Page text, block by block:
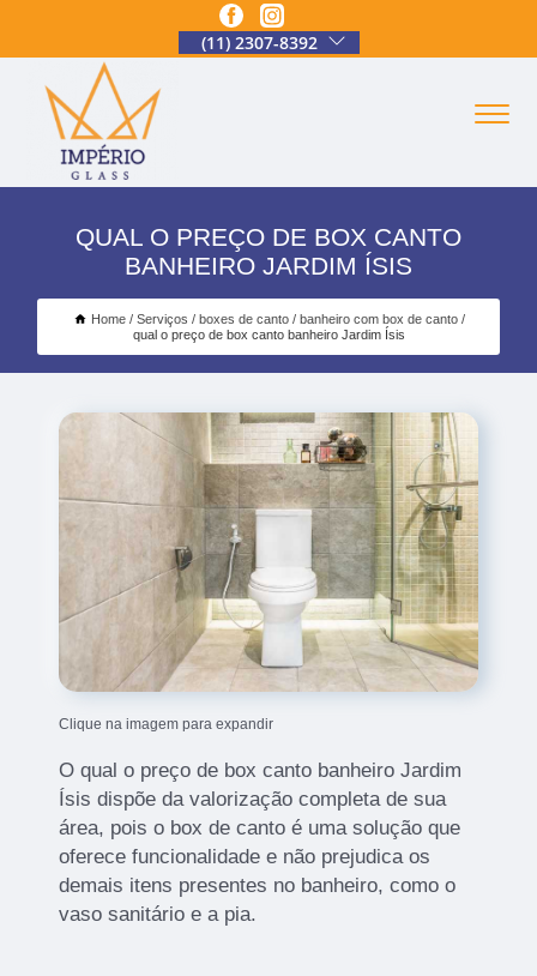
(11) 2307-8392
QUAL O PREÇO DE BOX CANTO
BANHEIRO JARDIM ÍSIS
Home Serviços boxes de canto
banheiro com box de canto
qual o preço de box canto banheiro Jardim Ísis
Clique na imagem para expandir
O qual o preço de box canto banheiro Jardim
Ísis dispõe da valorização completa de sua
área, pois o box de canto é uma solução que
oferece funcionalidade e não prejudica os
demais itens presentes no banheiro, como o
vaso sanitário e a pia.